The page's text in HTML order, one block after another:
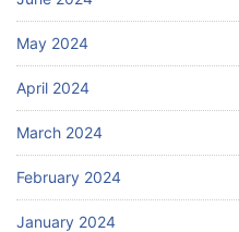
May 2024
April 2024
March 2024
February 2024
January 2024